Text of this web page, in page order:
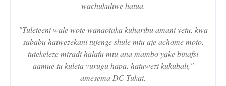
wachukuliwe hatua.
"Tuleteeni wale wote wanaotaka kuharibu amani yetu, kwa
sababu haiwezekani tujenge shule mtu aje achome moto,
tutekeleze miradi halafu mtu ana mambo yake binafsi
aamue tu kuleta vurugu hapa, hatuwezi kukubali,"
amesema DC Tukai.